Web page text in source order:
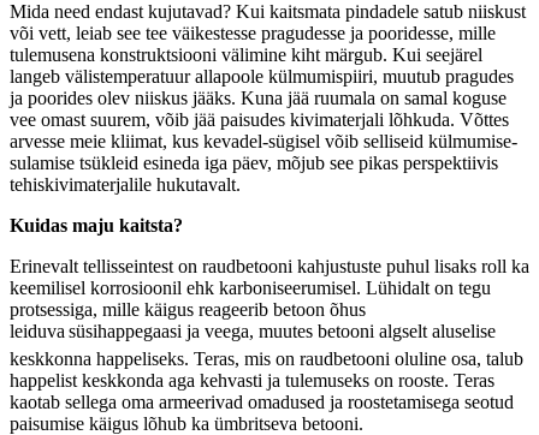
Mida need endast kujutavad? Kui kaitsmata pindadele satub niiskust
või vett, leiab see tee väikestesse pragudesse ja pooridesse, mille
tulemusena konstruktsiooni välimine kiht märgub. Kui seejärel
langeb välistemperatuur allapoole külmumispiiri, muutub pragudes
ja poorides olev niiskus jääks. Kuna jää ruumala on samal koguse
vee omast suurem, võib jää paisudes kivimaterjali lõhkuda. Võttes
arvesse meie kliimat, kus kevadel-sügisel võib selliseid külmumise-
sulamise tsükleid esineda iga päev, mõjub see pikas perspektiivis
tehiskivimaterjalile hukutavalt.
Kuidas maju kaitsta?
Erinevalt tellisseintest on raudbetooni kahjustuste puhul lisaks roll ka
keemilisel korrosioonil ehk karboniseerumisel. Lühidalt on tegu
protsessiga, mille käigus reageerib betoon õhus
leiduvasüsihappegaasi ja veega, muutes betooni algselt aluselise
keskkonna happeliseks. Teras, mis on raudbetooni oluline osa, talub
happelist keskkonda aga kehvasti ja tulemuseks on rooste. Teras
kaotab sellega oma armeerivad omadused ja roostetamisega seotud
paisumise käigus lõhub ka ümbritseva betooni.